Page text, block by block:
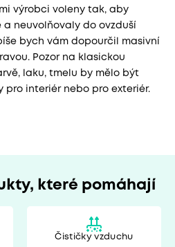
výrobci voleny tak, aby
neuvolňovaly do ovzduší
bych vám dopourčil masivní
Pozor na klasickou
laku, tmelu by mělo být
pro interiér nebo pro exteriér.
které pomáhají
Čističky vzduchu